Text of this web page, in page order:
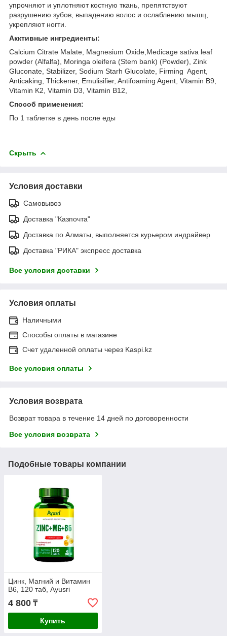
упрочняют и уплотняют костную ткань, препятствуют
разрушению зубов, выпадению волос и ослаблению мышц,
укрепляют ногти.
Акктивные ингредиенты:
Calcium Citrate Malate, Magnesium Oxide,Medicage sativa leaf
powder (Alfalfa), Moringa oleifera (Stem bank) (Powder), Zink
Gluconate, Stabilizer, Sodium Starh Glucolate, Firming Agent,
Anticaking, Thickener, Emulisifier, Antifoaming Agent, Vitamin B9,
Vitamin K2, Vitamin D3, Vitamin B12,
Способ применения:
По 1 таблетке в день после еды
Скрыть
Условия доставки
Самовывоз
Доставка "Казпочта"
Доставка по Алматы, выполняется курьером индрайвер
Доставка "РИКА" экспресс доставка
Все условия доставки
Условия оплаты
Наличными
Способы оплаты в магазине
Счет удаленной оплаты через Kaspi.kz
Все условия оплаты
Условия возврата
Возврат товара в течение 14 дней по договоренности
Все условия возврата
Подобные товары компании
Цинк, Магний и Витамин
B6, 120 таб, Ayusri
4 800 ₸
Купить